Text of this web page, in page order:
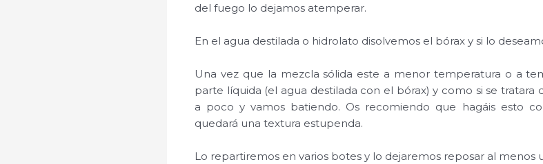
del fuego lo dejamos atemperar.
En el agua destilada o hidrolato disolvemos el bórax y si lo
Una vez que la mezcla sólida este a menor temperatura o a
parte líquida (el agua destilada con el bórax) y como si se tratara
a poco y vamos batiendo. Os recomiendo que hagáis esto
quedará una textura estupenda.
Lo repartiremos en varios botes y lo dejaremos reposar al menos